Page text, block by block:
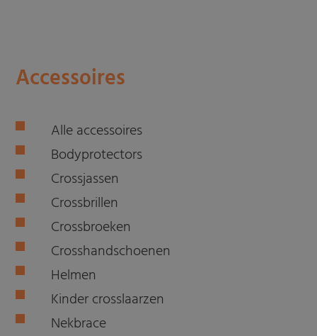
Accessoires
Alle accessoires
Bodyprotectors
Crossjassen
Crossbrillen
Crossbroeken
Crosshandschoenen
Helmen
Kinder crosslaarzen
Nekbrace